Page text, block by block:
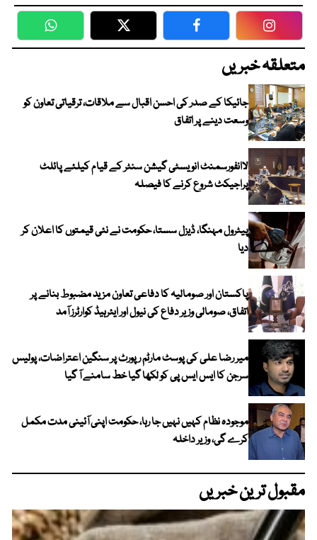
WhatsApp Twitter Facebook
متعلقہ خبریں
جائیکا کے صدر کی احسن اقبال سے ملاقات، ترقیاتی تعاون کو
وسعت دینے پر اتفاق
لاانفورسمنٹ انویسٹی گیشن سنٹر کے قیام کیلئے پائلٹ
پراجیکٹ شروع کرنے کا فیصلہ
پیٹرول مہنگا، ڈیزل سستا، حکومت نے نئی قیمتوں کا اعلان کر
دیا
پاکستان اور صومالیہ کا دفاعی تعاون مزید مضبوط بنانے پر
اتفاق، صومالی وزیر دفاع کی نیول اور ایئرہیڈ کوارٹرز آمد
میر رضا علی کی پوسٹ مارٹم رپورٹ پر سنگین اعتراضات، پولیس
سرجن کا ایس ایس پی کو لکھا گیا خط سامنے آ گیا
موجودہ نظام کہیں نہیں جا رہا، حکومت اپنی آئینی مدت مکمل
کرے گی، وزیر داخلہ
مقبول ترین خبریں